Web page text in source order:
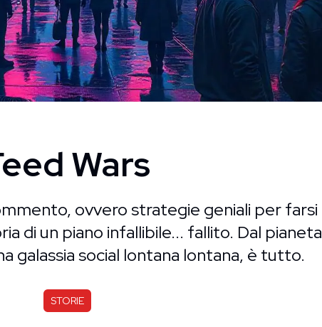
Wars
ovvero strategie geniali per farsi
di un piano infallibile... fallito. Dal pianeta
galassia social lontana lontana, è tutto.
STORIE